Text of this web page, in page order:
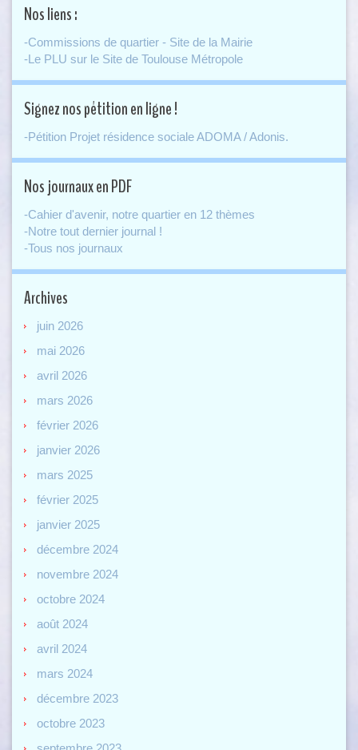
Nos liens :
-Commissions de quartier - Site de la Mairie
-Le PLU sur le Site de Toulouse Métropole
Signez nos pétition en ligne !
-Pétition Projet résidence sociale ADOMA / Adonis.
Nos journaux en PDF
-Cahier d'avenir, notre quartier en 12 thèmes
-Notre tout dernier journal !
-Tous nos journaux
Archives
juin 2026
mai 2026
avril 2026
mars 2026
février 2026
janvier 2026
mars 2025
février 2025
janvier 2025
décembre 2024
novembre 2024
octobre 2024
août 2024
avril 2024
mars 2024
décembre 2023
octobre 2023